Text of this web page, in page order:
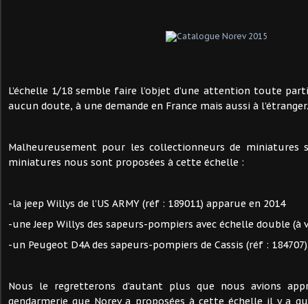
L’échelle 1/18 semble faire l’objet d’une attention toute
aucun doute, à une demande en France mais aussi à l’étranger.
Malheureusement pour les collectionneurs de miniatures
miniatures nous sont proposées à cette échelle :
-la jeep Willys de l’US ARMY (réf : 189011) apparue en 2014
-une Jeep Willys des sapeurs-pompiers avec échelle double (à
-un Peugeot D4A des sapeurs-pompiers de Cassis (réf :
Nous le regretterons d’autant plus que nous avions
gendarmerie que Norev a proposées à cette échelle il y a